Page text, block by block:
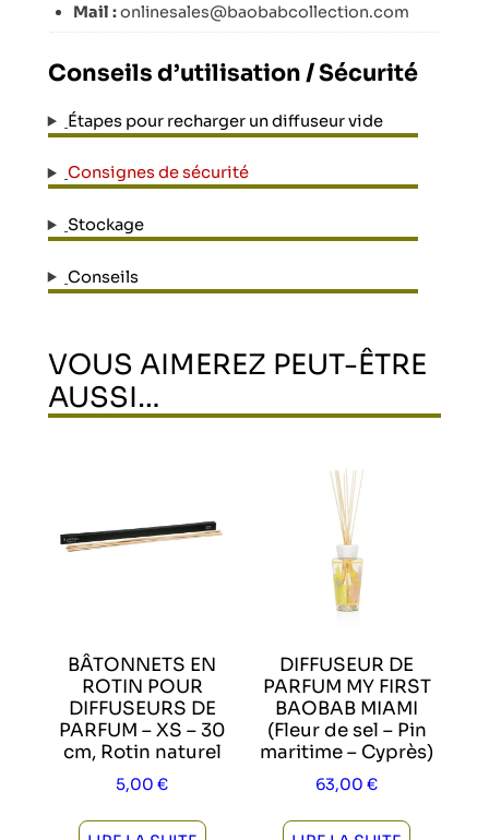
Mail :onlinesales@baobabcollection.com
Conseils d’utilisation / Sécurité
Étapes pour recharger un diffuseur vide
Consignes de sécurité
Stockage
Conseils
VOUS AIMEREZ PEUT-ÊTRE
AUSSI…
BÂTONNETS EN
ROTIN POUR
DIFFUSEURS DE
PARFUM – XS – 30
cm, Rotin naturel
5,00€
DIFFUSEUR DE
PARFUM MY FIRST
BAOBAB MIAMI
(Fleur de sel – Pin
maritime – Cyprès)
63,00€